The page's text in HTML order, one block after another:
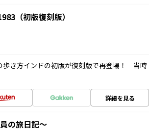
（初版復刻版）
歩き方インドの初版が復刻版で再登場！ 当時
詳細を見る
の旅日記～